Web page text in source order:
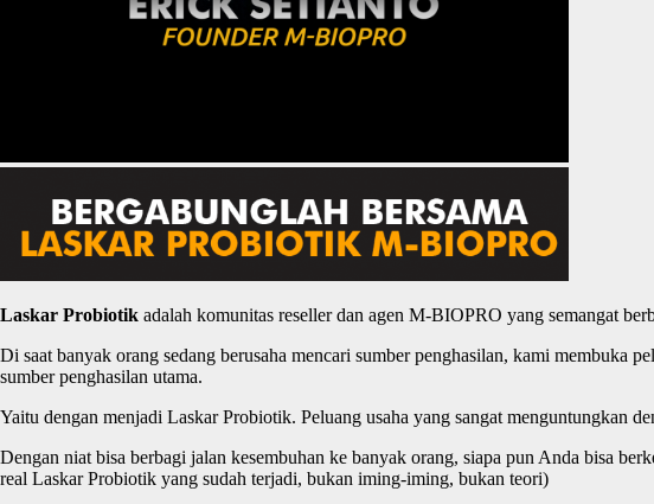
Laskar Probiotik adalah komunitas reseller dan agen M-BIOPRO yang semangat
Di saat banyak orang sedang berusaha mencari sumber penghasilan, kami membuka
sumber penghasilan utama.
Yaitu dengan menjadi Laskar Probiotik. Peluang usaha yang sangat menguntungkan
Dengan niat bisa berbagi jalan kesembuhan ke banyak orang, siapa pun Anda bisa
real Laskar Probiotik yang sudah terjadi, bukan iming-iming, bukan teori)